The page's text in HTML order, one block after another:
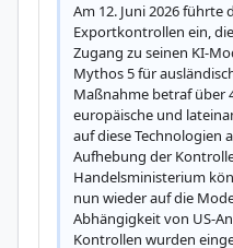
Am 12. Juni 2026 führte
Exportkontrollen ein,
Zugang zu seinen KI-
Mythos 5 für
Maßnahme betraf über
europäische und
auf diese Technologien
Aufhebung der
Handelsministerium
nun wieder auf die
Abhängigkeit von US-
Kontrollen wurden